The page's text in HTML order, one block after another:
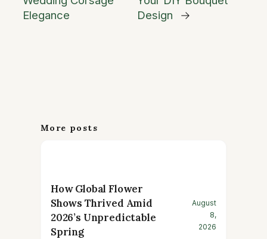
Elegance
Design
→
More posts
How Global Flower
Shows Thrived Amid
2026’s Unpredictable
Spring
August
8,
2026